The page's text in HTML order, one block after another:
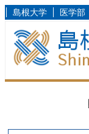
島根大学 医学部